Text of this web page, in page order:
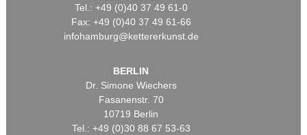
Tel.: +49 (0)40 37 49 61-0
Fax: +49 (0)40 37 49 61-66
infohamburg@kettererkunst.de
BERLIN
Dr. Simone Wiechers
Fasanenstr. 70
10719 Berlin
Tel.: +49 (0)30 88 67 53-63